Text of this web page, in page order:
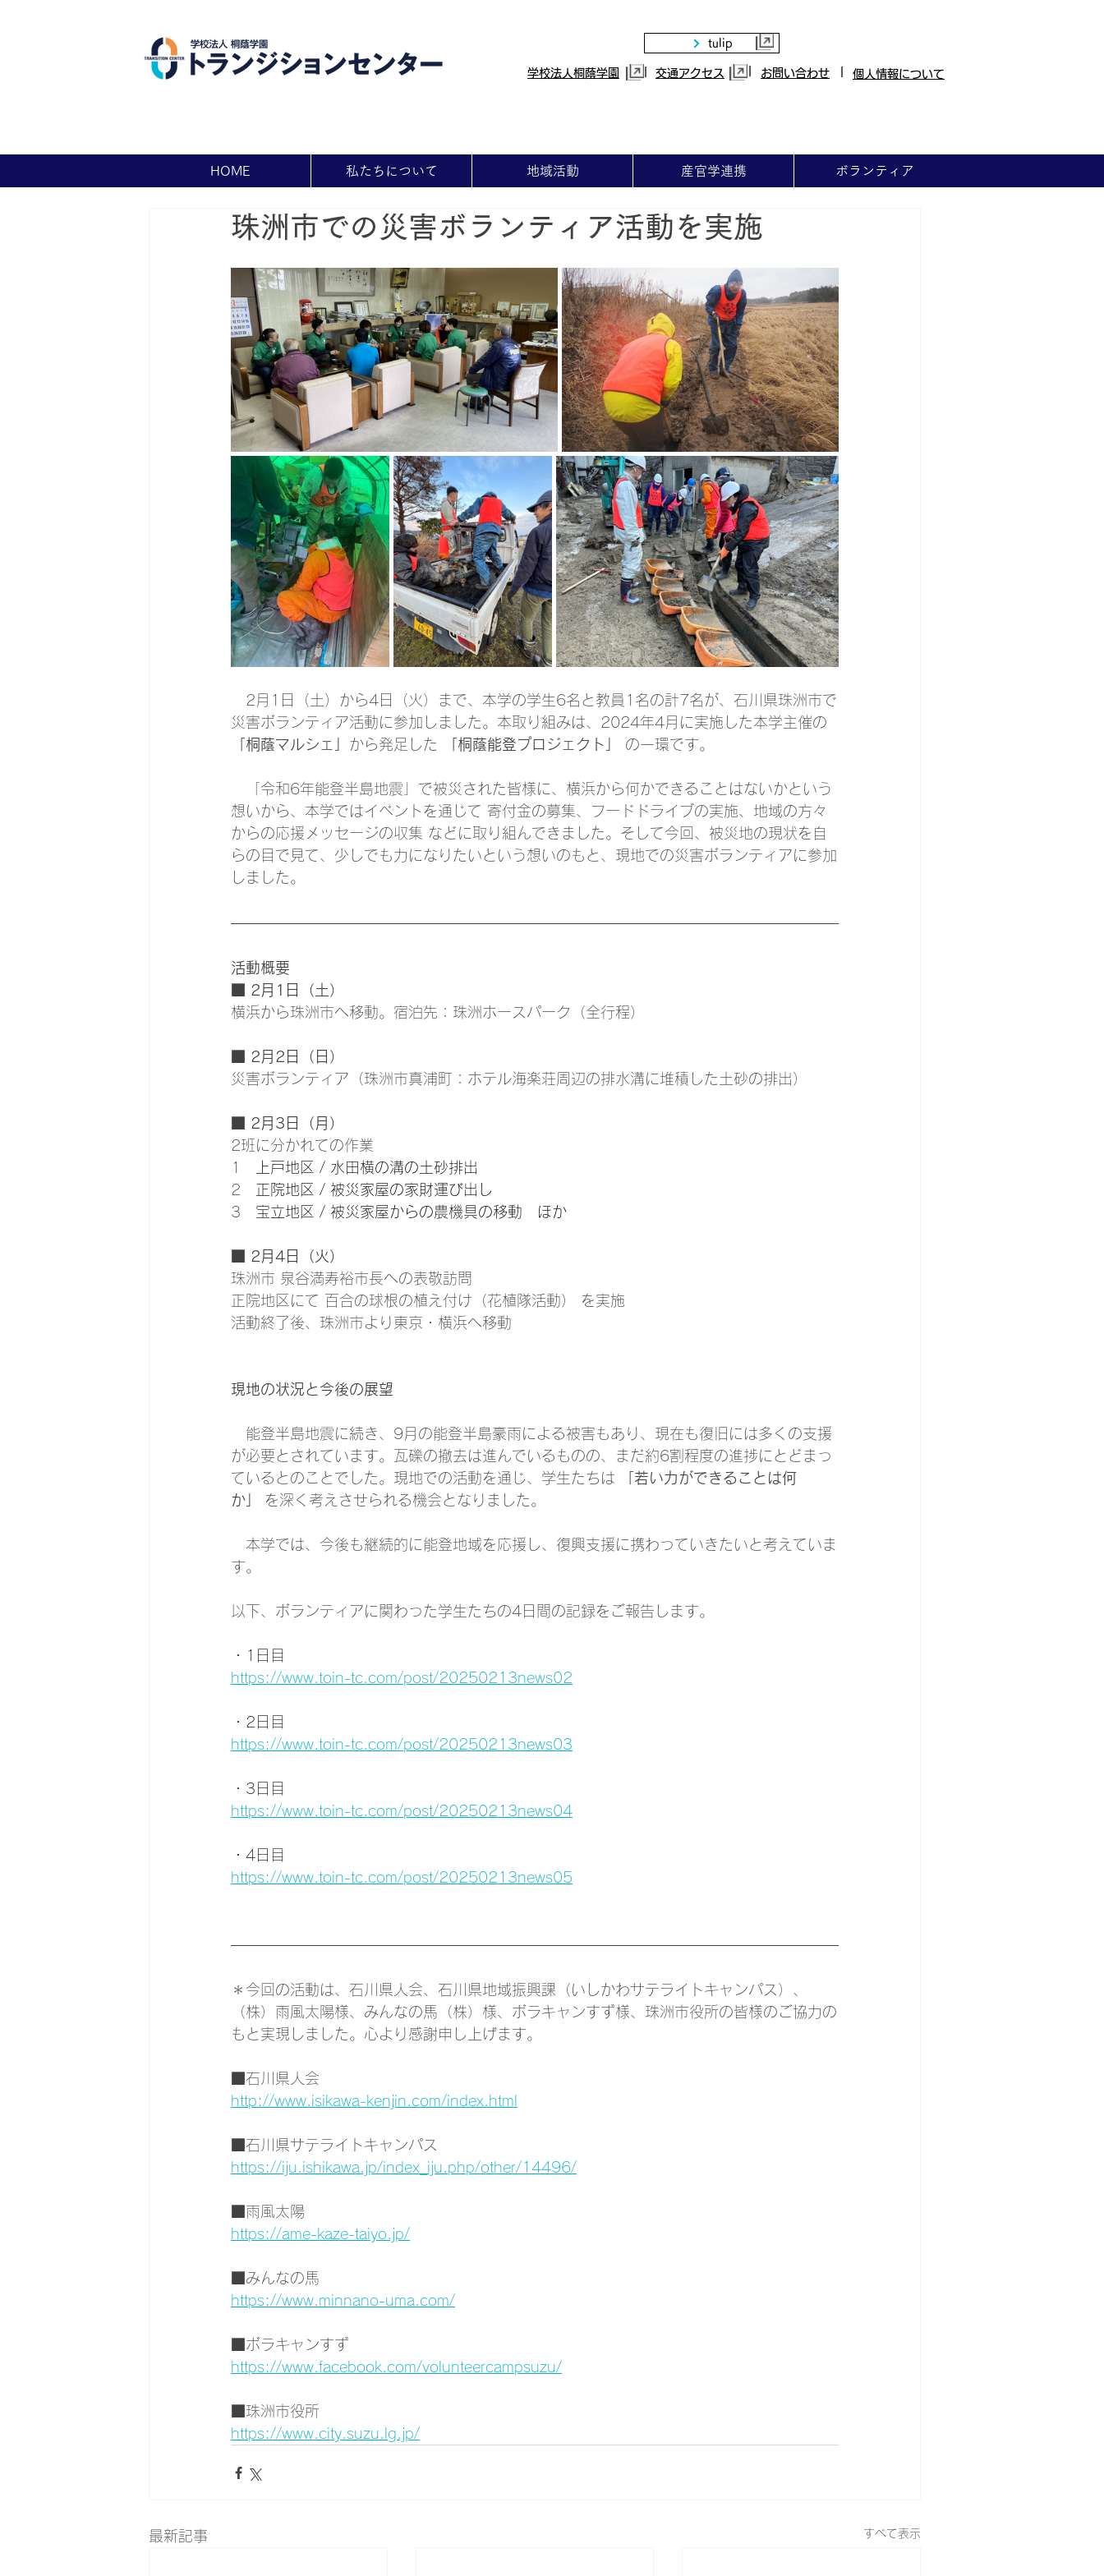
tulip
学校法人桐蔭学園 交通アクセス お問い合わせ 個人情報について
HOME 私たちについて 地域活動 産官学連携 ボランティア
珠洲市での災害ボランティア活動を実施
2月1日（土）から4日（火）まで、本学の学生6名と教員1名の計7名が、石川県珠洲市で
災害ボランティア活動に参加しました。本取り組みは、2024年4月に実施した本学主催の
「桐蔭マルシェ」
から発足した 「桐蔭能登プロジェクト」 の一環です。
「令和6年能登半島地震」で被災された皆様に、横浜から何かできることはないかという
想いから、本学ではイベントを通じて 寄付金の募集、フードドライブの実施、地域の方々
からの応援メッセージの収集 などに取り組んできました。そして今回、被災地の現状を自
らの目で見て、少しでも力になりたいという想いのもと、現地での災害ボランティアに参加
しました。
活動概要
■ 2月1日（土）
横浜から珠洲市へ移動。宿泊先：珠洲ホースパーク（全行程）
■ 2月2日（日）
災害ボランティア（珠洲市真浦町：ホテル海楽荘周辺の排水溝に堆積した土砂の排出）
■ 2月3日（月）
2班に分かれての作業
1
上戸地区 / 水田横の溝の土砂排出
2
正院地区 / 被災家屋の家財運び出し
3 宝立地区 / 被災家屋からの農機具の移動　ほか
■ 2月4日（火）
珠洲市 泉谷満寿裕市長への表敬訪問
正院地区にて 百合の球根の植え付け（花植隊活動） を実施
活動終了後、珠洲市より東京・横浜へ移動
現地の状況と今後の展望
能登半島地震に続き、9月の能登半島豪雨による被害もあり、現在も復旧には多くの支援
が必要とされています。瓦礫の撤去は進んでいるものの、まだ約6割程度の進捗にとどまっ
ているとのことでした。現地での活動を通じ、学生たちは 「若い力ができることは何
か」
を深く考えさせられる機会となりました。
本学では、今後も継続的に能登地域を応援し、復興支援に携わっていきたいと考えていま
す。
以下、ボランティアに関わった学生たちの4日間の記録をご報告します。
・1日目
https://www.toin-tc.com/post/20250213news02
・2日目
https://www.toin-tc.com/post/20250213news03
・3日目
https://www.toin-tc.com/post/20250213news04
・4日目
https://www.toin-tc.com/post/20250213news05
＊今回の活動は、石川県人会、石川県地域振興課（いしかわサテライトキャンパス）、
（株）雨風太陽様、みんなの馬（株）様、ボラキャンすず様、珠洲市役所の皆様のご協力の
もと実現しました。心より感謝申し上げます。
■石川県人会
http://www.isikawa-kenjin.com/index.html
■石川県サテライトキャンパス
https://iju.ishikawa.jp/index_iju.php/other/14496/
■雨風太陽
https://ame-kaze-taiyo.jp/
■みんなの馬
https://www.minnano-uma.com/
■ボラキャンすず
https://www.facebook.com/volunteercampsuzu/
■珠洲市役所
https://www.city.suzu.lg.jp/
最新記事 すべて表示